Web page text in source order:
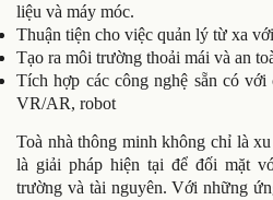
liệu và máy móc.
Thuận tiện cho việc quản lý từ xa
Tạo ra môi trường thoải mái và an
Tích hợp các công nghệ sẵn có
VR/AR, robot
Toà nhà thông minh không chỉ là
là giải pháp hiện tại để đối mặt
trường và tài nguyên. Với những